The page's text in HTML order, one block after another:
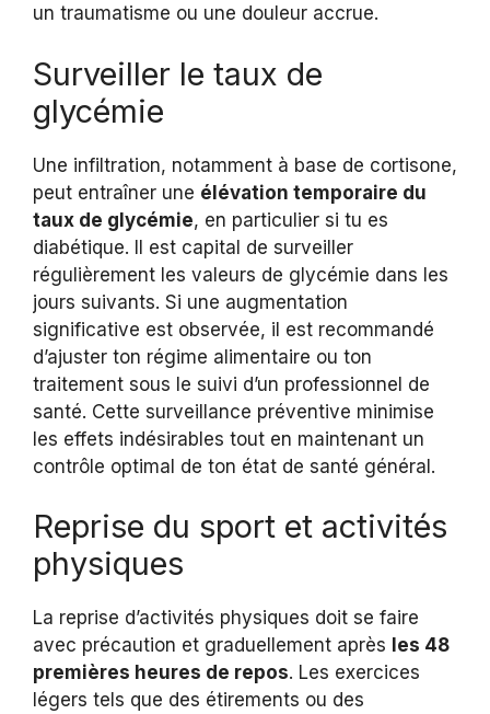
un traumatisme ou une douleur accrue.
Surveiller le taux de
glycémie
Une infiltration, notamment à base de cortisone,
peut entraîner une élévation temporaire du
taux de glycémie, en particulier si tu es
diabétique. Il est capital de surveiller
régulièrement les valeurs de glycémie dans les
jours suivants. Si une augmentation
significative est observée, il est recommandé
d’ajuster ton régime alimentaire ou ton
traitement sous le suivi d’un professionnel de
santé. Cette surveillance préventive minimise
les effets indésirables tout en maintenant un
contrôle optimal de ton état de santé général.
Reprise du sport et activités
physiques
La reprise d’activités physiques doit se faire
avec précaution et graduellement après les 48
premières heures de repos. Les exercices
légers tels que des étirements ou des